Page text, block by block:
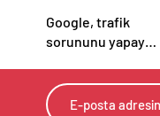
Google, trafik
sorununu yapay